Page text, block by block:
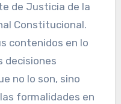
de Justicia de la
Constitucional.
contenidos en lo
decisiones
no lo son, sino
formalidades en